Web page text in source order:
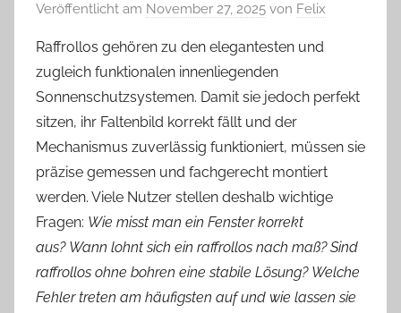
Veröffentlicht am November 27, 2025 von Felix
Raffrollos gehören zu den elegantesten und
zugleich funktionalen innenliegenden
Sonnenschutzsystemen. Damit sie jedoch perfekt
sitzen, ihr Faltenbild korrekt fällt und der
Mechanismus zuverlässig funktioniert, müssen sie
präzise gemessen und fachgerecht montiert
werden. Viele Nutzer stellen deshalb wichtige
Fragen: Wie misst man ein Fenster korrekt
aus? Wann lohnt sich ein raffrollos nach maß? Sind
raffrollos ohne bohren eine stabile Lösung? Welche
Fehler treten am häufigsten auf und wie lassen sie